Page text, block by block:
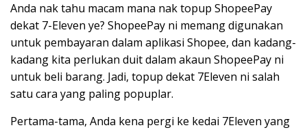
Anda nak tahu macam mana nak topup ShopeePay
dekat 7-Eleven ye? ShopeePay ni memang digunakan
untuk pembayaran dalam aplikasi Shopee, dan kadang-
kadang kita perlukan duit dalam akaun ShopeePay ni
untuk beli barang. Jadi, topup dekat 7Eleven ni salah
satu cara yang paling popuplar.
Pertama-tama, Anda kena pergi ke kedai 7Eleven yang